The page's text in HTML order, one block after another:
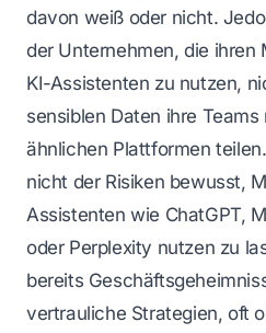
davon weiß oder nicht.
der Unternehmen, die ihren
KI-Assistenten zu nutzen,
sensiblen Daten ihre
ähnlichen Plattformen
nicht der Risiken bewusst,
Assistenten wie ChatGPT,
oder Perplexity nutzen zu
bereits
vertrauliche Strategien, oft